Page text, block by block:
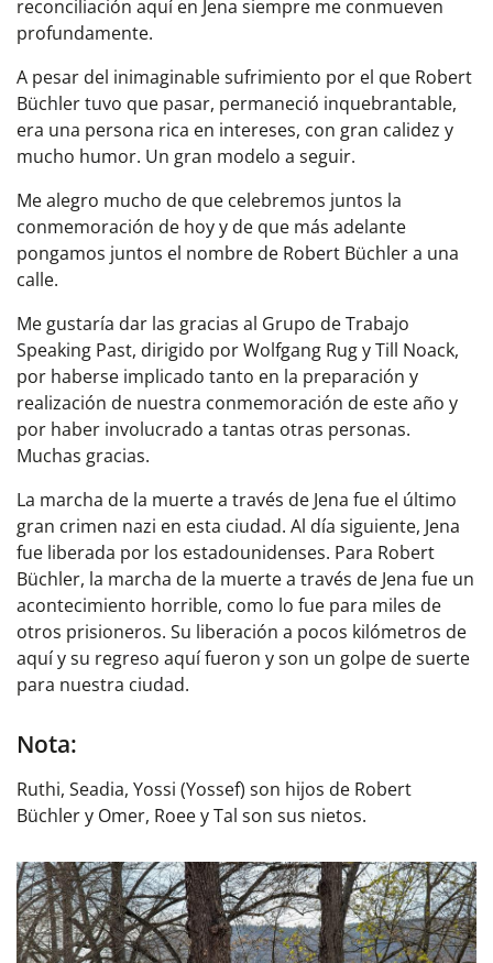
reconciliación aquí en Jena siempre me conmueven
profundamente.
A pesar del inimaginable sufrimiento por el que Robert
Büchler tuvo que pasar, permaneció inquebrantable,
era una persona rica en intereses, con gran calidez y
mucho humor. Un gran modelo a seguir.
Me alegro mucho de que celebremos juntos la
conmemoración de hoy y de que más adelante
pongamos juntos el nombre de Robert Büchler a una
calle.
Me gustaría dar las gracias al Grupo de Trabajo
Speaking Past, dirigido por Wolfgang Rug y Till Noack,
por haberse implicado tanto en la preparación y
realización de nuestra conmemoración de este año y
por haber involucrado a tantas otras personas.
Muchas gracias.
La marcha de la muerte a través de Jena fue el último
gran crimen nazi en esta ciudad. Al día siguiente, Jena
fue liberada por los estadounidenses. Para Robert
Büchler, la marcha de la muerte a través de Jena fue un
acontecimiento horrible, como lo fue para miles de
otros prisioneros. Su liberación a pocos kilómetros de
aquí y su regreso aquí fueron y son un golpe de suerte
para nuestra ciudad.
Nota:
Ruthi, Seadia, Yossi (Yossef) son hijos de Robert
Büchler y Omer, Roee y Tal son sus nietos.